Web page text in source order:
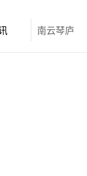
南云琴庐